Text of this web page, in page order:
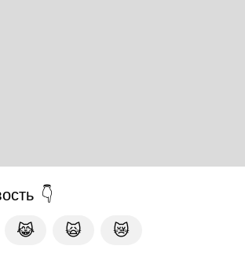
😹 🙀 😿